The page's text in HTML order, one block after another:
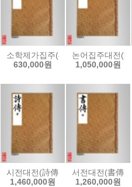
소학제가집주(小學諸家集註)
630,000원
논어집주대전(
1,050,000원
시전대전(詩傳大全)[內閣本]-(2016
1,460,000원
서전대전(書傳
1,260,000원